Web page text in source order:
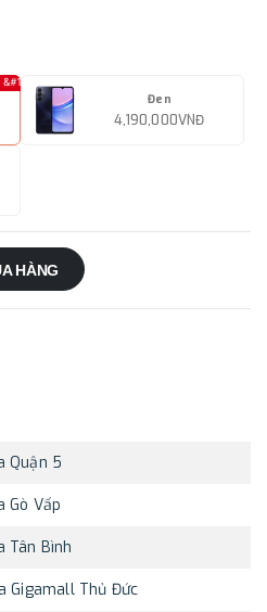
Đen
4,190,000VNĐ
HÀNG
Quận 5
Gò Vấp
Tân Bình
Gigamall Thủ Đức